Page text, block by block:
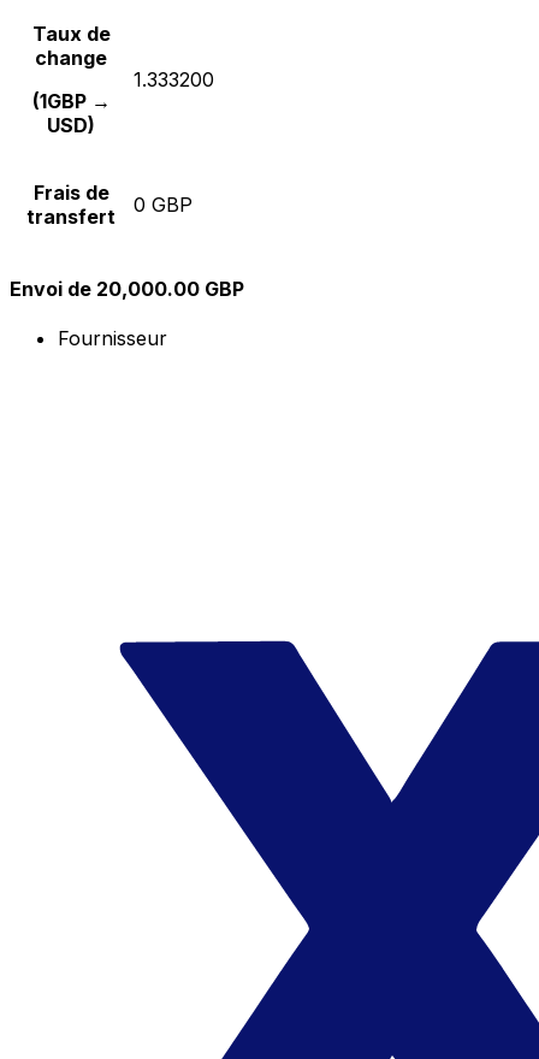
Taux de
change
(1GBP →
USD)
1.333200
Frais de
transfert
0 GBP
Envoi de 20,000.00 GBP
Fournisseur